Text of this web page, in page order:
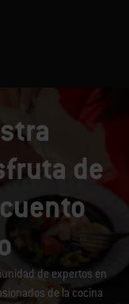
de
de expertos en
de la cocina